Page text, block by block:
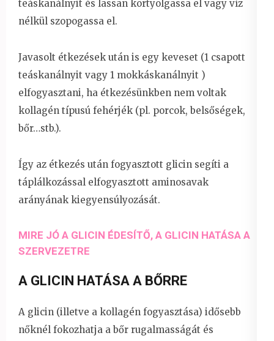
teáskanálnyit és lassan kortyolgassa el vagy víz
nélkül szopogassa el.
Javasolt étkezések után is egy keveset (1 csapott
teáskanálnyit vagy 1 mokkáskanálnyit )
elfogyasztani, ha étkezésünkben nem voltak
kollagén típusú fehérjék (pl. porcok, belsőségek,
bőr…stb.).
Így az étkezés után fogyasztott glicin segíti a
táplálkozással elfogyasztott aminosavak
arányának kiegyensúlyozását.
MIRE JÓ A GLICIN ÉDESÍTŐ, A GLICIN HATÁSA A
SZERVEZETRE
A GLICIN HATÁSA A BŐRRE
A glicin (illetve a kollagén fogyasztása) idősebb
nőknél fokozhatja a bőr rugalmasságát és